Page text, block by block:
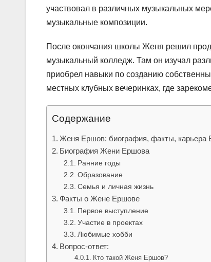
участвовал в различных музыкальных
музыкальные композиции.
После окончания школы Женя решил
музыкальный колледж. Там он изучал
приобрел навыки по созданию
местных клубных вечеринках, где
Содержание
Женя Ершов: биография, факты, карьера
Биография Жени Ершова
Ранние годы
Образование
Семья и личная жизнь
Факты о Жене Ершове
Первое выступление
Участие в проектах
Любимые хобби
Вопрос-ответ:
Кто такой Женя Ершов?